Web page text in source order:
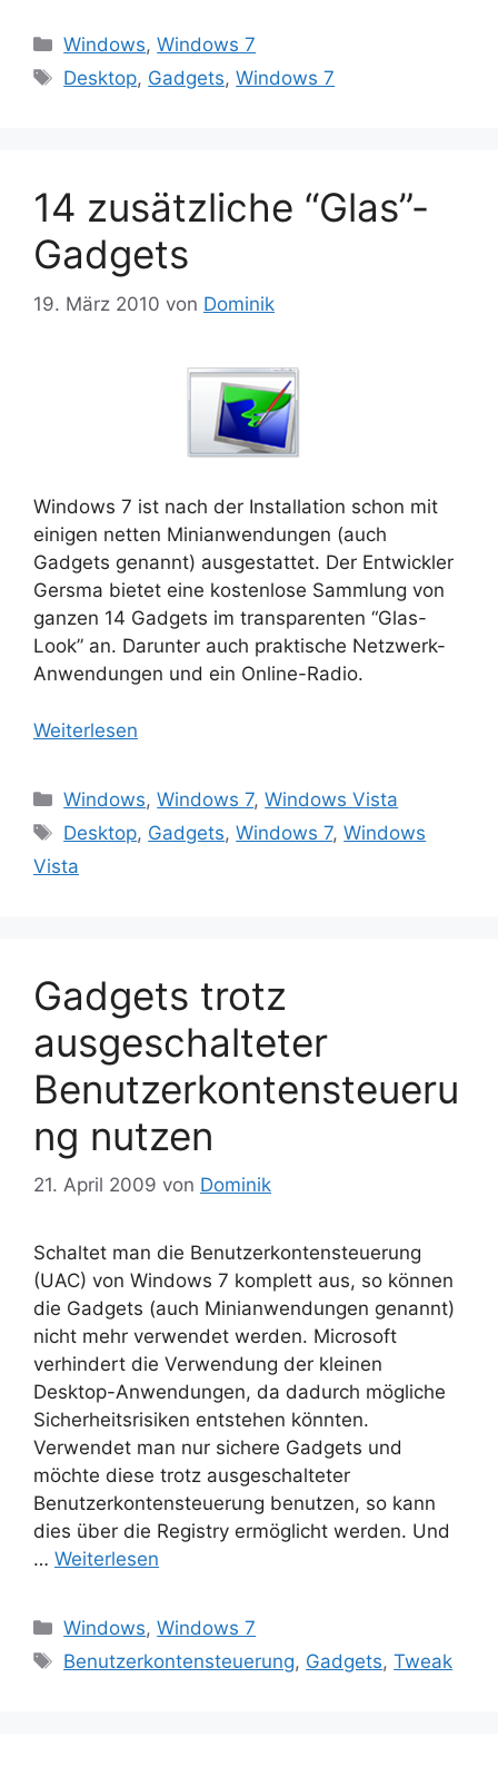
Kategorien
Windows,Windows 7
Schlagwörter
Desktop, Gadgets,Windows 7
14 zusätzliche “Glas”-
Gadgets
19. März 2010 von Dominik
Windows 7 ist nach der Installation schon mit
einigen netten Minianwendungen (auch
Gadgets genannt) ausgestattet. Der Entwickler
Gersma bietet eine kostenlose Sammlung von
ganzen 14 Gadgets im transparenten “Glas-
Look” an. Darunter auch praktische Netzwerk-
Anwendungen und ein Online-Radio.
Weiterlesen
Kategorien
Windows,Windows 7,Windows Vista
Schlagwörter
Desktop, Gadgets,Windows 7,Windows
Vista
Gadgets trotz
ausgeschalteter
Benutzerkontensteueru
ng nutzen
21. April 2009 von Dominik
Schaltet man die Benutzerkontensteuerung
(UAC) von Windows 7 komplett aus, so können
die Gadgets (auch Minianwendungen genannt)
nicht mehr verwendet werden. Microsoft
verhindert die Verwendung der kleinen
Desktop-Anwendungen, da dadurch mögliche
Sicherheitsrisiken entstehen könnten.
Verwendet man nur sichere Gadgets und
möchte diese trotz ausgeschalteter
Benutzerkontensteuerung benutzen, so kann
dies über die Registry ermöglicht werden. Und
… Weiterlesen
Kategorien
Windows,Windows 7
Schlagwörter
Benutzerkontensteuerung, Gadgets,Tweak